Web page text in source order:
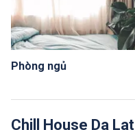
Phòng ngủ
Chill House Da Lat